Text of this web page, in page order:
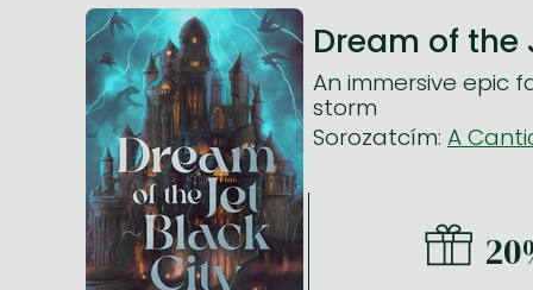
Dream of
An immersive
storm
Sorozatcím: A